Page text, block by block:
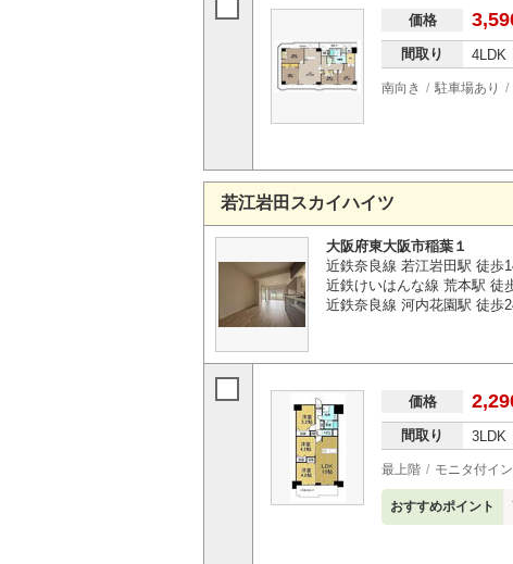
価格
間取り 4LDK
南向き 駐車場あり
若江岩田スカイハイツ
大阪府東大阪市稲葉１
近鉄奈良線 若江岩田駅 徒歩
近鉄けいはんな線 荒本駅 徒
近鉄奈良線 河内花園駅 徒歩
価格
間取り 3LDK
最上階 モニタ付イ
おすすめポイント